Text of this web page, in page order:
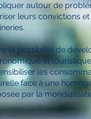
autour de
leurs convictions
la possibilité de
et
les
face à une
par la